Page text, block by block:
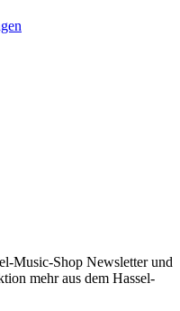
Music-Shop Newsletter und
mehr aus dem Hassel-